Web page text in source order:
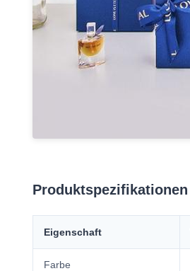
Produktspezifikationen
Eigenschaft
Farbe